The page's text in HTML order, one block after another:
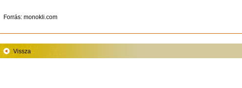
Forrás: monokli.com
Vissza